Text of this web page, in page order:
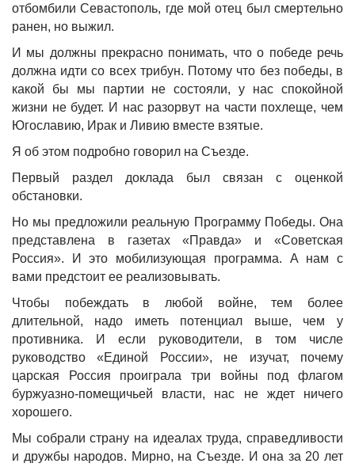
отбомбили Севастополь, где мой отец был смертельно
ранен, но выжил.
И мы должны прекрасно понимать, что о победе речь
должна идти со всех трибун. Потому что без победы, в
какой бы мы партии не состояли, у нас спокойной
жизни не будет. И нас разорвут на части похлеще, чем
Югославию, Ирак и Ливию вместе взятые.
Я об этом подробно говорил на Съезде.
Первый раздел доклада был связан с оценкой
обстановки.
Но мы предложили реальную Программу Победы. Она
представлена в газетах «Правда» и «Советская
Россия». И это мобилизующая программа. А нам с
вами предстоит ее реализовывать.
Чтобы побеждать в любой войне, тем более
длительной, надо иметь потенциал выше, чем у
противника. И если руководители, в том числе
руководство «Единой России», не изучат, почему
царская Россия проиграла три войны под флагом
буржуазно-помещичьей власти, нас не ждет ничего
хорошего.
Мы собрали страну на идеалах труда, справедливости
и дружбы народов. Мирно, на Съезде. И она за 20 лет